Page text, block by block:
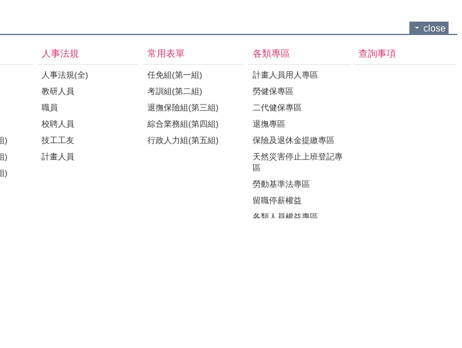
close
)
)
)
人事法規
人事法規(全)
教研人員
職員
校聘人員
技工工友
計畫人員
常用表單
任免組(第一組)
考訓組(第二組)
退撫保險組(第三組)
綜合業務組(第四組)
行政人力組(第五組)
各類專區
計畫人員用人專區
勞健保專區
二代健保專區
退撫專區
保險及退休金提繳專區
天然災害停止上班登記專
區
勞動基準法專區
留職停薪權益
各類人員權益專區
查詢事項